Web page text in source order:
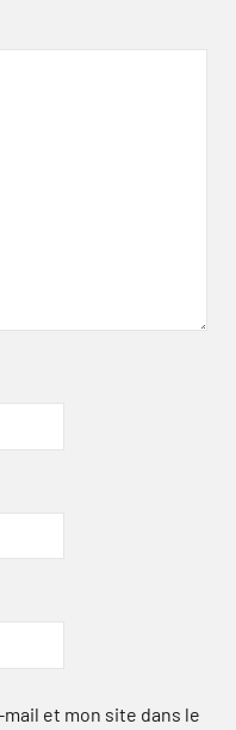
et mon site dans le